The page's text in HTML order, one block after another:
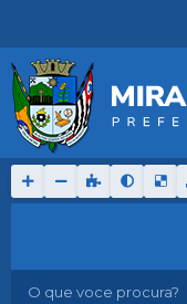
O que voce procura?